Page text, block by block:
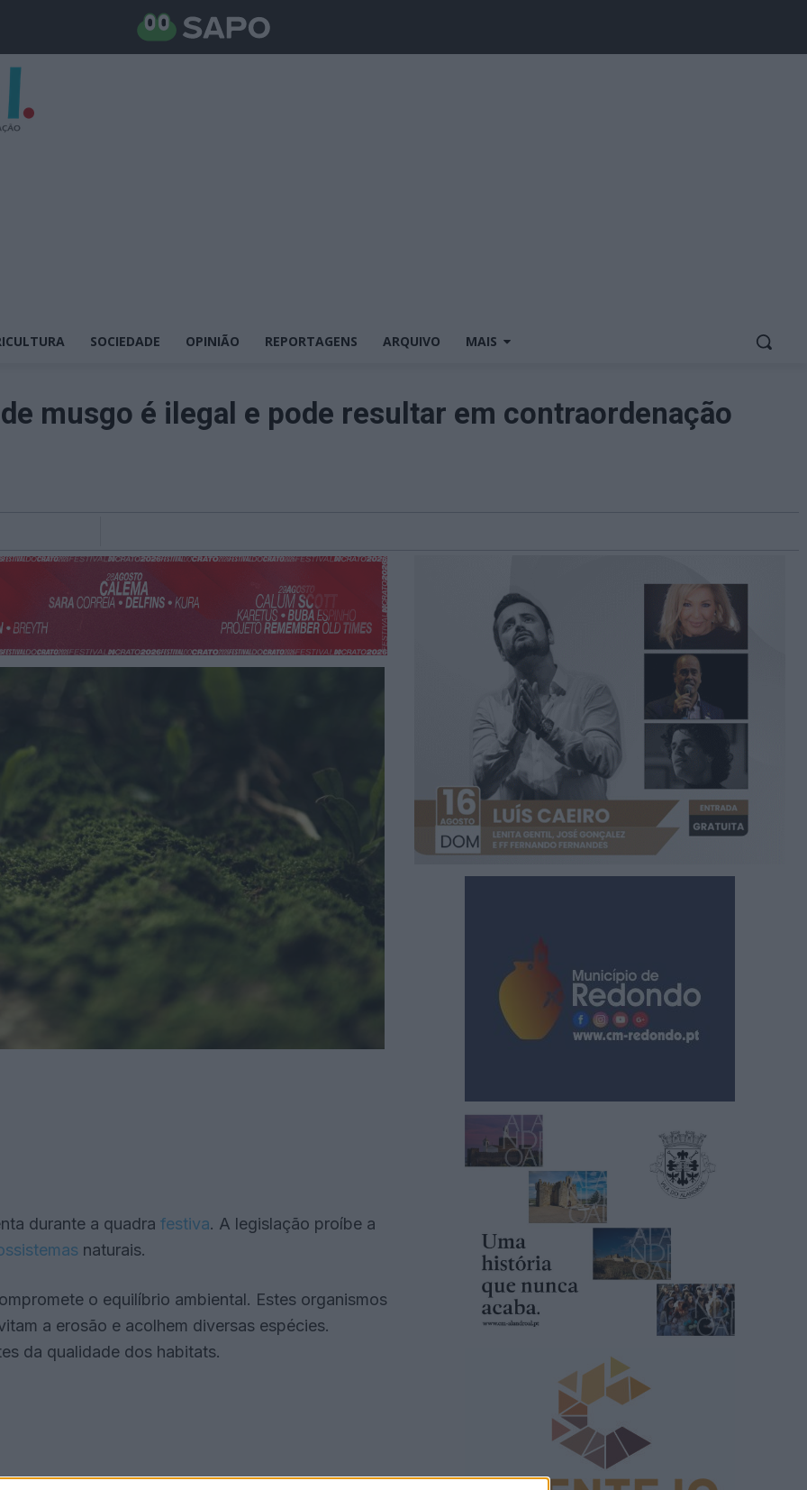
SOCIEDADE OPINIÃO REPORTAGENS ARQUIVO MAIS
musgo é ilegal e pode resultar em contraordenação
durante a quadra festiva. A legislação proíbe a
naturais.
o equilíbrio ambiental. Estes organismos
a erosão e acolhem diversas espécies.
da qualidade dos habitats.